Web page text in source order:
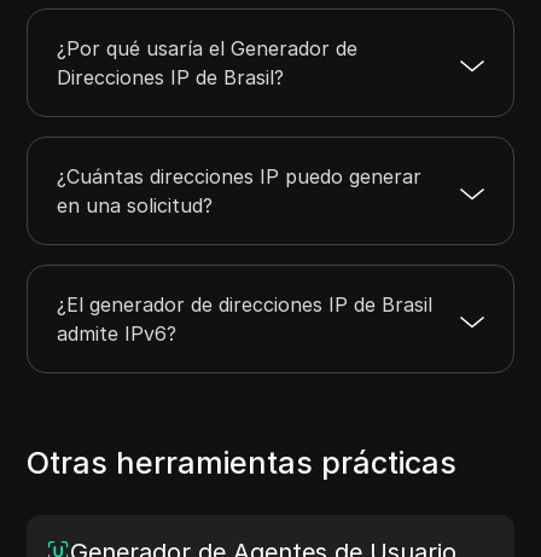
¿Por qué usaría el Generador de
Direcciones IP de Brasil?
¿Cuántas direcciones IP puedo generar
en una solicitud?
¿El generador de direcciones IP de Brasil
admite IPv6?
Otras herramientas prácticas